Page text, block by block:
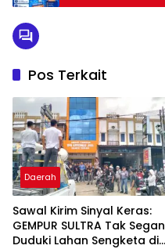
Pos Terkait
Daerah
Sawal Kirim Sinyal Keras:
GEMPUR SULTRA Tak Segan
Duduki Lahan Sengketa di